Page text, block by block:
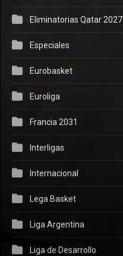
Eliminatorias Qatar 2027
Especiales
Eurobasket
Euroliga
Francia 2031
Interligas
Internacional
Lega Basket
Liga Argentina
Liga de Desarrollo